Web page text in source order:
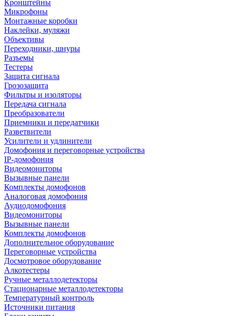
Кронштейны
Микрофоны
Монтажные коробки
Наклейки, муляжи
Объективы
Переходники, шнуры
Разъемы
Тестеры
Защита сигнала
Грозозащита
Фильтры и изоляторы
Передача сигнала
Преобразователи
Приемники и передатчики
Разветвители
Усилители и удлинители
Домофония и переговорные устройства
IP-домофония
Видеомониторы
Вызывные панели
Комплекты домофонов
Аналоговая домофония
Аудиодомофония
Видеомониторы
Вызывные панели
Комплекты домофонов
Дополнительное оборудование
Переговорные устройства
Досмотровое оборудование
Алкотестеры
Ручные металлодетекторы
Стационарные металлодетекторы
Температурный контроль
Источники питания